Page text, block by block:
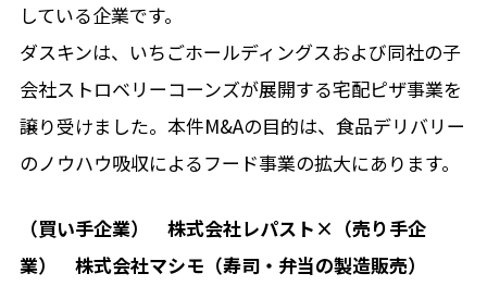
している企業です。
ダスキンは、いちごホールディングスおよび同社の子
会社ストロベリーコーンズが展開する宅配ピザ事業を
譲り受けました。本件M&Aの目的は、食品デリバリー
のノウハウ吸収によるフード事業の拡大にあります。
（買い手企業） 株式会社レパスト×（売り手企
業） 株式会社マシモ（寿司・弁当の製造販売）